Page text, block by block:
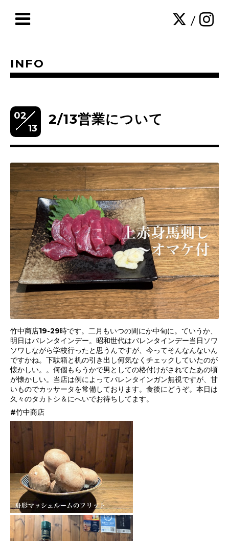
/
INFO
02
13
2/13営業について
竹中商店19-29時です。二月もいつの間にか中旬に。ていうか、
明日はバレンタインデー。昭和世代はバレンタインデー当日ソワ
ソワしながら学校行ったと思うんですが、今ってそんなんないん
ですかね。下駄箱と机の引き出し何気なくチェックしていたのが
懐かしい。。何個もらうかで男としての格付けがされてたあの頃
が懐かしい。当店は例によってバレンタインガン無視ですが、甘
いものでカッサータを常備しております。食後にどうぞ。本日は
久々のタカトシ＆にへいでお待ちしてます。
#竹中商店